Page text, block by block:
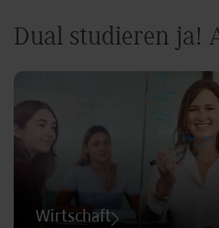
Dual studieren ja!
Wirtschaft